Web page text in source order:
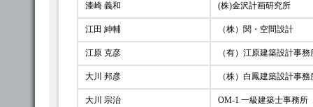
漆崎 義和 (株)金沢計画研究所
江田 紳輔 （株）関・空間設計
江原 克彦 （有）江原建築設計事
大川 邦彦 （株）白鳳建築設計事
大川 宗治 OM-1 一級建築士事務所